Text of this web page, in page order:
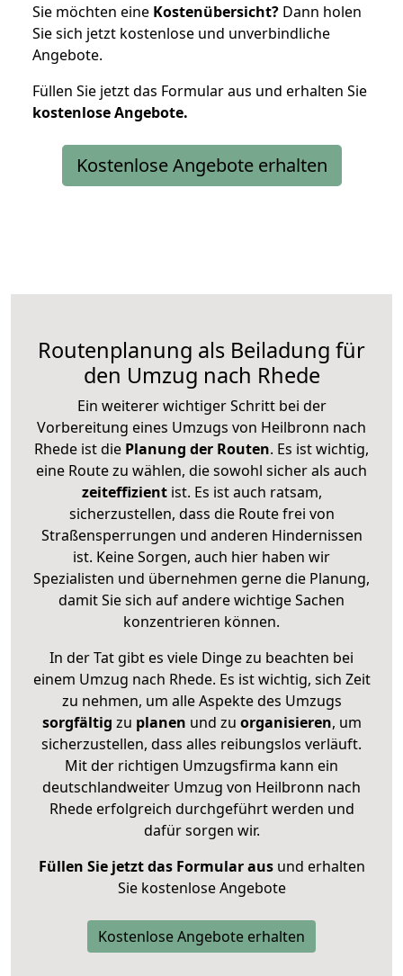
Sie möchten eine Kostenübersicht? Dann holen
Sie sich jetzt kostenlose und unverbindliche
Angebote.
Füllen Sie jetzt das Formular aus und erhalten Sie
kostenloseAngebote.
Kostenlose Angebote erhalten
Routenplanung als Beiladung für
den Umzug nach Rhede
Ein weiterer wichtiger Schritt bei der
Vorbereitung eines Umzugs von Heilbronn nach
Rhede ist die Planung der Routen. Es ist wichtig,
eine Route zu wählen, die sowohl sicher als auch
zeiteffizientist. Es ist auch ratsam,
sicherzustellen, dass die Route frei von
Straßensperrungen und anderen Hindernissen
ist. Keine Sorgen, auch hier haben wir
Spezialisten und übernehmen gerne die Planung,
damit Sie sich auf andere wichtige Sachen
konzentrieren können.
In der Tat gibt es viele Dinge zu beachten bei
einem Umzug nach Rhede. Es ist wichtig, sich Zeit
zu nehmen, um alle Aspekte des Umzugs
sorgfältig zu planen und zu organisieren, um
sicherzustellen, dass alles reibungslos verläuft.
Mit der richtigen Umzugsfirma kann ein
deutschlandweiter Umzug von Heilbronn nach
Rhede erfolgreich durchgeführt werden und
dafür sorgen wir.
Füllen Sie jetzt das Formular ausund erhalten
Sie kostenlose Angebote
Kostenlose Angebote erhalten